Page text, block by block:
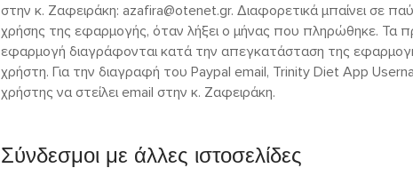
στην κ. Ζαφειράκη: azafira@otenet.gr. Διαφορετικά μπαίνει σε
χρήσης της εφαρμογής, όταν λήξει ο μήνας που πληρώθηκε. Τα
εφαρμογή διαγράφονται κατά την απεγκατάσταση της
χρήστη. Για την διαγραφή του Paypal email, Trinity Diet App
χρήστης να στείλει email στην κ. Ζαφειράκη.
Σύνδεσμοι με άλλες ιστοσελίδες